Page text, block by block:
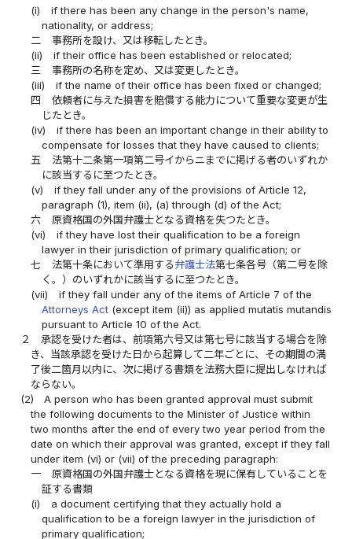
(i)
if there has been any change in the person's name,
nationality, or address;
二
事務所を設け、又は移転したとき。
(ii)
if their office has been established or relocated;
三
事務所の名称を定め、又は変更したとき。
(iii)
if the name of their office has been fixed or changed;
四
依頼者に与えた損害を賠償する能力について重要な変更が生
じたとき。
(iv)
if there has been an important change in their ability to
compensate for losses that they have caused to clients;
五
法第十二条第一項第二号イからニまでに掲げる者のいずれか
に該当するに至つたとき。
(v)
if they fall under any of the provisions of Article 12,
paragraph (1), item (ii), (a) through (d) of the Act;
六
原資格国の外国弁護士となる資格を失つたとき。
(vi)
if they have lost their qualification to be a foreign
lawyer in their jurisdiction of primary qualification; or
七
法第十条において準用する弁護士法第七条各号（第二号を除
く。）のいずれかに該当するに至つたとき。
(vii)
if they fall under any of the items of Article 7 of the
Attorneys Act(except item (ii)) as applied mutatis mutandis
pursuant to Article 10 of the Act.
２
承認を受けた者は、前項第六号又は第七号に該当する場合を除
き、当該承認を受けた日から起算して二年ごとに、その期間の満
了後二箇月以内に、次に掲げる書類を法務大臣に提出しなければ
ならない。
(2)
A person who has been granted approval must submit
the following documents to the Minister of Justice within
two months after the end of every two year period from the
date on which their approval was granted, except if they fall
under item (vi) or (vii) of the preceding paragraph:
一
原資格国の外国弁護士となる資格を現に保有していることを
証する書類
(i)
a document certifying that they actually hold a
qualification to be a foreign lawyer in the jurisdiction of
primary qualification;